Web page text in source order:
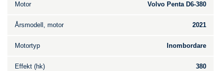
Motor Volvo Penta D6-380
Årsmodell, motor 2021
Motortyp Inombordare
Effekt (hk) 380